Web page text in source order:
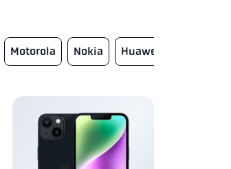
Motorola Nokia Huawei